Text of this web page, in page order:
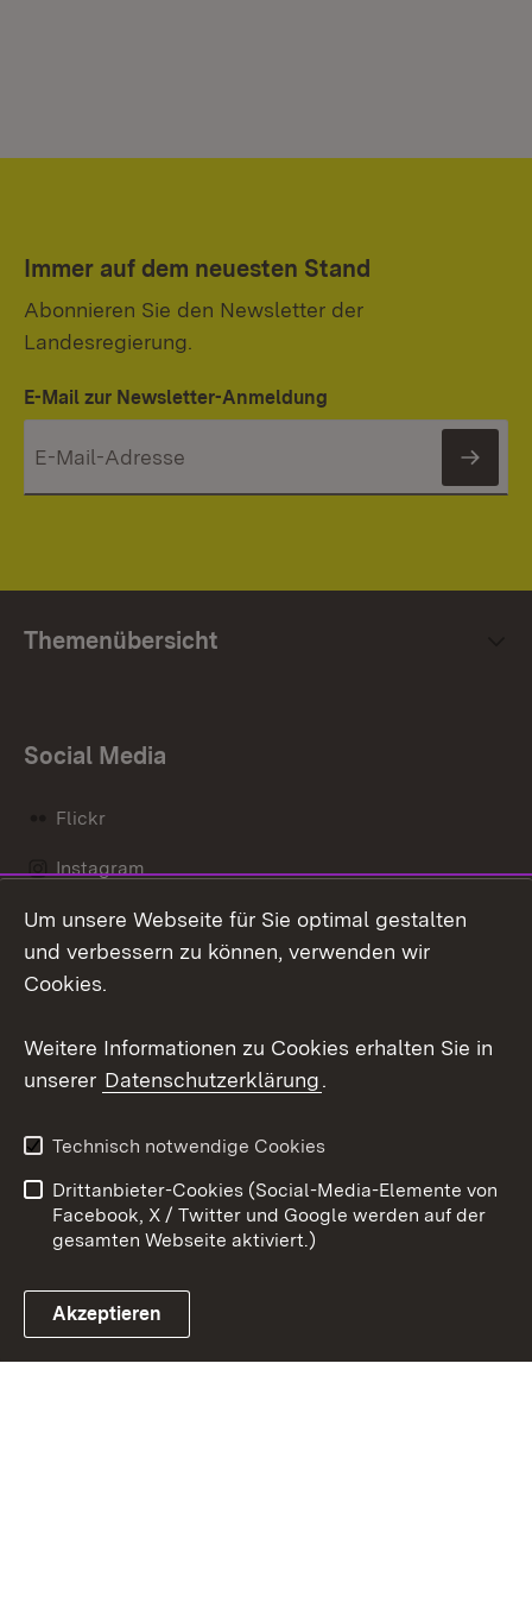
Immer auf dem neuesten Stand
Abonnieren Sie den Newsletter der
Landesregierung.
E-Mail zur Newsletter-Anmeldung
Themenübersicht
Social Media
Flickr
Instagram
Social Wall
Link zum Landesportal
Barrierefreiheit
Benutzungshinweise
Impressum
Cookies
Um unsere Webseite für Sie optimal gestalten
und verbessern zu können, verwenden wir
Cookies.
Weitere Informationen zu Cookies erhalten Sie in
unserer Datenschutzerklärung.
Technisch notwendige Cookies
Drittanbieter-Cookies (Social-Media-Elemente von
Facebook, X / Twitter und Google werden auf der
gesamten Webseite aktiviert.)
Akzeptieren